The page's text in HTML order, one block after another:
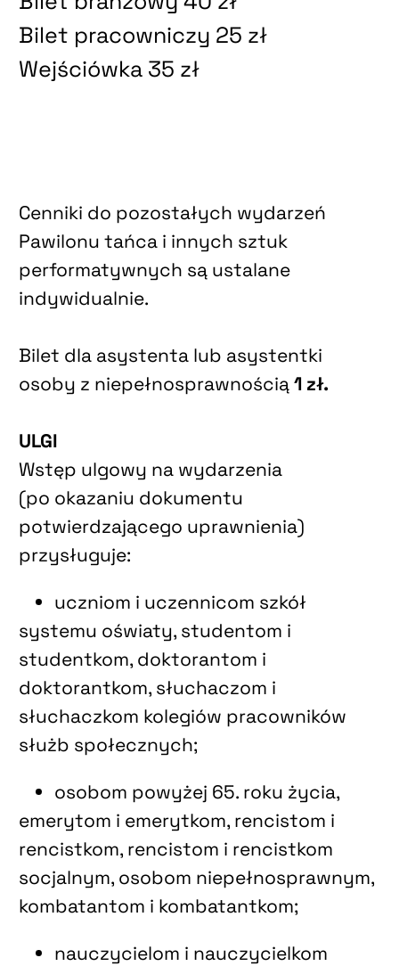
Cenniki do pozostałych wydarzeń
Pawilonu tańca i innych sztuk
performatywnych są ustalane
indywidualnie.
Bilet dla asystenta lub asystentki
osoby z niepełnosprawnością1 zł.
ULGI
Wstęp ulgowy na wydarzenia
(po okazaniu dokumentu
potwierdzającego uprawnienia)
przysługuje:
uczniom i uczennicom szkół
systemu oświaty, studentom i
studentkom, doktorantom i
doktorantkom, słuchaczom i
słuchaczkom kolegiów pracowników
służb społecznych;
osobom powyżej 65. roku życia,
emerytom i emerytkom, rencistom i
rencistkom, rencistom i rencistkom
socjalnym, osobom niepełnosprawnym,
kombatantom i kombatantkom;
nauczycielom i nauczycielkom
Bilet pracowniczy 25 zł
Wejściówka 35 zł